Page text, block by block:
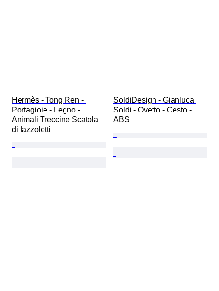
Hermès - Tong Ren -
Portagioie - Legno -
Animali Treccine Scatola
di fazzoletti
SoldiDesign - Gianluca
Soldi - Ovetto - Cesto -
ABS